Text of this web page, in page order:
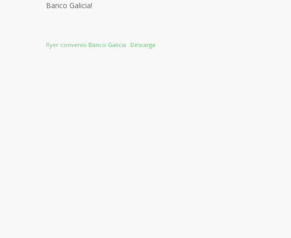
Banco Galicia!
flyer convenio Banco Galicia Descarga